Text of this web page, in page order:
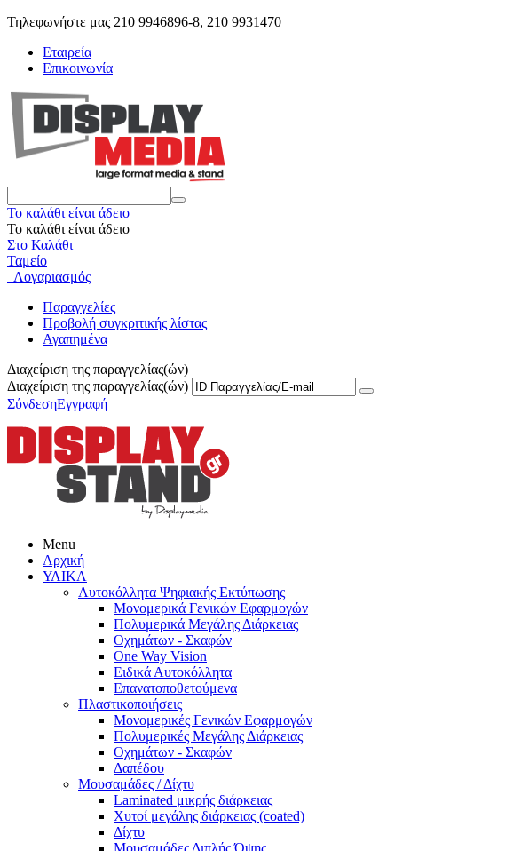
Τηλεφωνήστε μας 210 9946896-8, 210 9931470
Εταιρεία
Επικοινωνία
Το καλάθι είναι άδειο
Το καλάθι είναι άδειο
Στο Καλάθι
Ταμείο
Λογαριασμός
Παραγγελίες
Προβολή συγκριτικής λίστας
Αγαπημένα
Διαχείριση της παραγγελίας(ών)
Διαχείριση της παραγγελίας(ών)
ΣύνδεσηΕγγραφή
Menu
Αρχική
ΥΛΙΚΑ
Αυτοκόλλητα Ψηφιακής Εκτύπωσης
Μονομερικά Γενικών Εφαρμογών
Πολυμερικά Μεγάλης Διάρκειας
Οχημάτων - Σκαφών
One Way Vision
Ειδικά Αυτοκόλλητα
Επανατοποθετούμενα
Πλαστικοποιήσεις
Μονομερικές Γενικών Εφαρμογών
Πολυμερικές Μεγάλης Διάρκειας
Οχημάτων - Σκαφών
Δαπέδου
Μουσαμάδες / Δίχτυ
Laminated μικρής διάρκειας
Χυτοί μεγάλης διάρκειας (coated)
Δίχτυ
Μουσαμάδες Διπλής Όψης